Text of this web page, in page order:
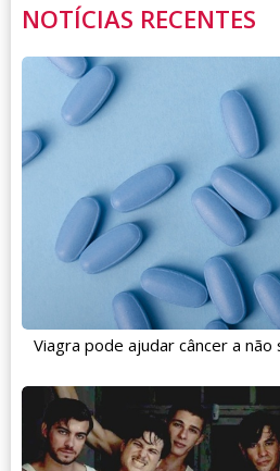
NOTÍCIAS RECENTES
Viagra pode ajudar câncer a